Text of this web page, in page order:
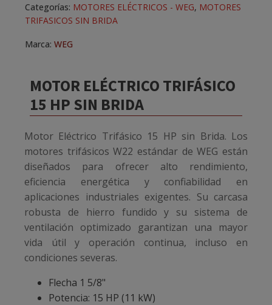
MOTOR ELÉCTRICO TRIFÁSICO
15 HP SIN BRIDA
Motor Eléctrico Trifásico 15 HP sin Brida. Los
motores trifásicos W22 estándar de WEG están
diseñados para ofrecer alto rendimiento,
eficiencia energética y confiabilidad en
aplicaciones industriales exigentes. Su carcasa
robusta de hierro fundido y su sistema de
ventilación optimizado garantizan una mayor
vida útil y operación continua, incluso en
condiciones severas.
Flecha 1 5/8"
Potencia: 15 HP (11 kW)
Categorías: MOTORES ELÉCTRICOS - WEG, MOTORES
TRIFASICOS SIN BRIDA
Marca: WEG